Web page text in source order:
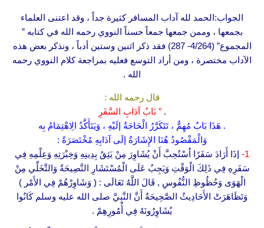
الجواب:الحمد لله آداب المسافر كثيرة جداً ، وقد اعتنى العلماء
بجمعها ، وممن جمعها جمعاً حسناً النووي رحمه الله في كتابه ”
المجموع” (4/264- 287) فقد ذكر اثنين وستين أدباً ، ونذكر بعض هذه
الآداب مختصرة ، ومن أراد التوسع فعليه بمراجعة كلام النووي رحمه
الله .
قال رحمه الله :
.” بَابُ آدَابِ السَّفَرِ
. هَذَا بَابٌ مُهِمٌّ ، تَتَكَرَّرُ الْحَاجَةُ إلَيْهِ ، وَيَتَأَكَّدُ الِاهْتِمَامُ بِه
وَالْمَقْصُودُ هُنَا الإِشَارَةُ إلَى آدَابِهِ مُخْتَصَرَةً :
1-
إذَا أَرَادَ سَفَرًا اُسْتُحِبَّ أَنْ يُشَاوِرَ مِنْ يَثِقُ بِدِينِهِ وَخِبْرَتِهِ وَعِلْمِهِ فِي
سَفَرِهِ فِي ذَلِكَ الْوَقْتِ وَيَجِبُ عَلَى الْمُسْتَشَارِ النَّصِيحَةُ وَالتَّخَلِّي مِنْ
الْهَوَى وَحُظُوظِ النُّفُوسِ , قَالَ اللَّهُ تَعَالَى : ( وَشَاوِرْهُمْ فِي الأَمْر )
وَتَظَاهَرَتْ الأَحَادِيثُ الصَّحِيحَةُ أَنَّ النَّبِيَّ صلى الله عليه وسلم كَانُوا
يُشَاوِرُونَهُ فِي أُمُورِهِمْ .